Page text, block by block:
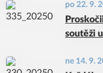
po 22. 9.
soutěži
ne 14. 9.